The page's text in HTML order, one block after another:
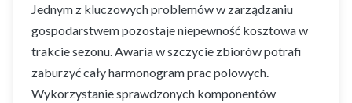
Jednym z kluczowych problemów w zarządzaniu
gospodarstwem pozostaje niepewność kosztowa w
trakcie sezonu. Awaria w szczycie zbiorów potrafi
zaburzyć cały harmonogram prac polowych.
Wykorzystanie sprawdzonych komponentów